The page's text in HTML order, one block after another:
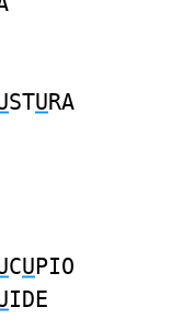
STURA
CUPIO
IDE